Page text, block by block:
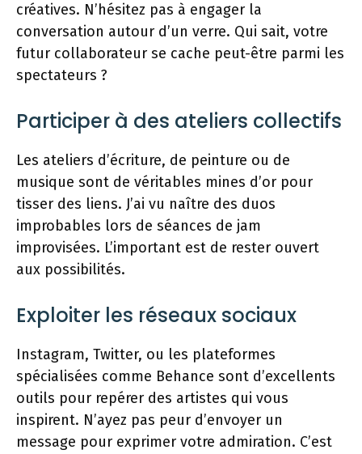
créatives. N’hésitez pas à engager la
conversation autour d’un verre. Qui sait, votre
futur collaborateur se cache peut-être parmi les
spectateurs ?
Participer à des ateliers collectifs
Les ateliers d’écriture, de peinture ou de
musique sont de véritables mines d’or pour
tisser des liens. J’ai vu naître des duos
improbables lors de séances de jam
improvisées. L’important est de rester ouvert
aux possibilités.
Exploiter les réseaux sociaux
Instagram, Twitter, ou les plateformes
spécialisées comme Behance sont d’excellents
outils pour repérer des artistes qui vous
inspirent. N’ayez pas peur d’envoyer un
message pour exprimer votre admiration. C’est